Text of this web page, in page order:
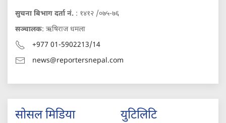
सुचना बिभाग दर्ता नं. : १४१२ /०७५-७६
सञ्चालक: ऋषिराज धमला
+977 01-5902213/14
news@reportersnepal.com
सोसल मिडिया युटिलिटि